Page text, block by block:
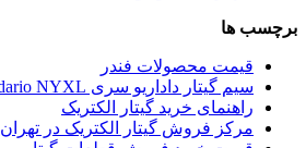
برچسب ها
قیمت محصولات فندر
سیم گیتار داداریو سری Daddario NYXL
راهنمای خرید گیتار الکتریک
مرکز فروش گیتار الکتریک در تهران